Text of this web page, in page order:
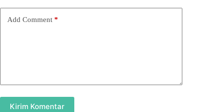
Add Comment *
Kirim Komentar